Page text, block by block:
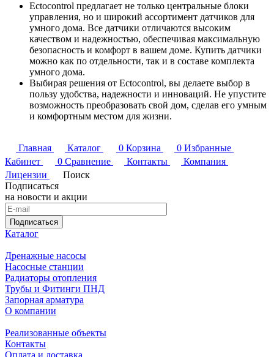
Ectocontrol предлагает не только центральные блоки
управления, но и широкий ассортимент датчиков для
умного дома. Все датчики отличаются высоким
качеством и надежностью, обеспечивая максимальную
безопасность и комфорт в вашем доме. Купить датчики
можно как по отдельности, так и в составе комплекта
умного дома.
Выбирая решения от Ectocontrol, вы делаете выбор в
пользу удобства, надежности и инноваций. Не упустите
возможность преобразовать свой дом, сделав его умным
и комфортным местом для жизни.
Главная Каталог 0 Корзина 0 Избранные
Кабинет
0 Сравнение Контакты
Компания
Лицензии
Поиск
Подписаться
на новости и акции
Подписаться
Каталог
Дренажные насосы
Насосные станции
Радиаторы отопления
Трубы и Фитинги ПНД
Запорная арматура
О компании
Реализованные объекты
Контакты
Оплата и доставка